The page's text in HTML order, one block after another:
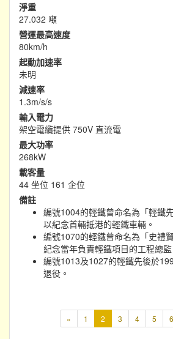
淨重
27.032 噸
營運最高速度
80km/h
起動加速率
未明
減速率
1.3m/s/s
輸入電力
架空電纜提供 750V 直流電
最大功率
268kW
載客量
44 坐位 161 企位
備註
編號1004的輕鐵曾命名為「輕鐵
以紀念首輛抵港的輕鐵車輛。
編號1070的輕鐵曾命名為「史禮
紀念當年負責輕鐵項目的工程總監
編號1013及1027的輕鐵先後於
退役。
« 1 2本
頁
3 4 5 6